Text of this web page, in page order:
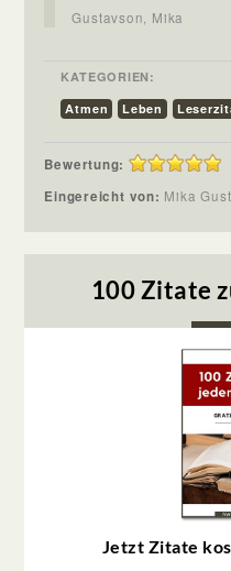
Gustavson, Mika
KATEGORIEN:
Atmen
Leben
Bewertung:
Eingereicht von: Mika